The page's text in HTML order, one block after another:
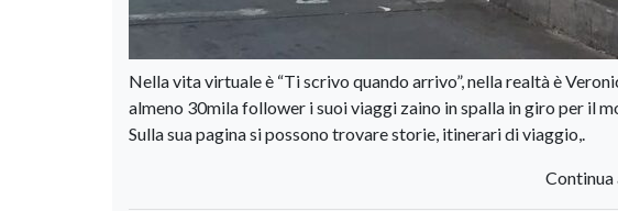
Nella vita virtuale è “Ti scrivo quando arrivo”, nella realtà è
almeno 30mila follower i suoi viaggi zaino in spalla in giro per il
Sulla sua pagina si possono trovare storie, itinerari di viaggio,.
Continua